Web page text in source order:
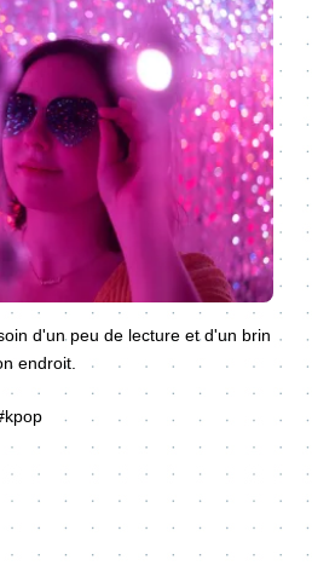
d'un peu de lecture et d'un brin
endroit.